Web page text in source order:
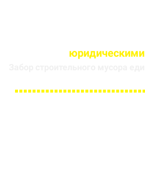
юридическими